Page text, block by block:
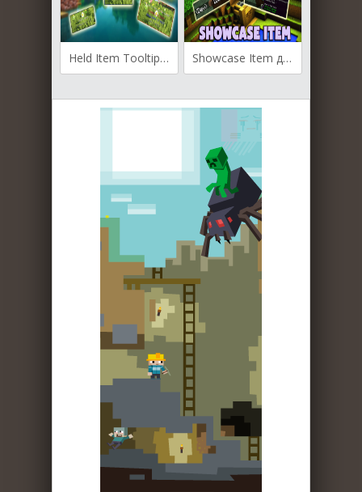
Held Item Tooltips для Майнкрафт 1.19.2 Showcase Item для Майнкрафт [1.19.4, 1.19.3, 1.18.2]